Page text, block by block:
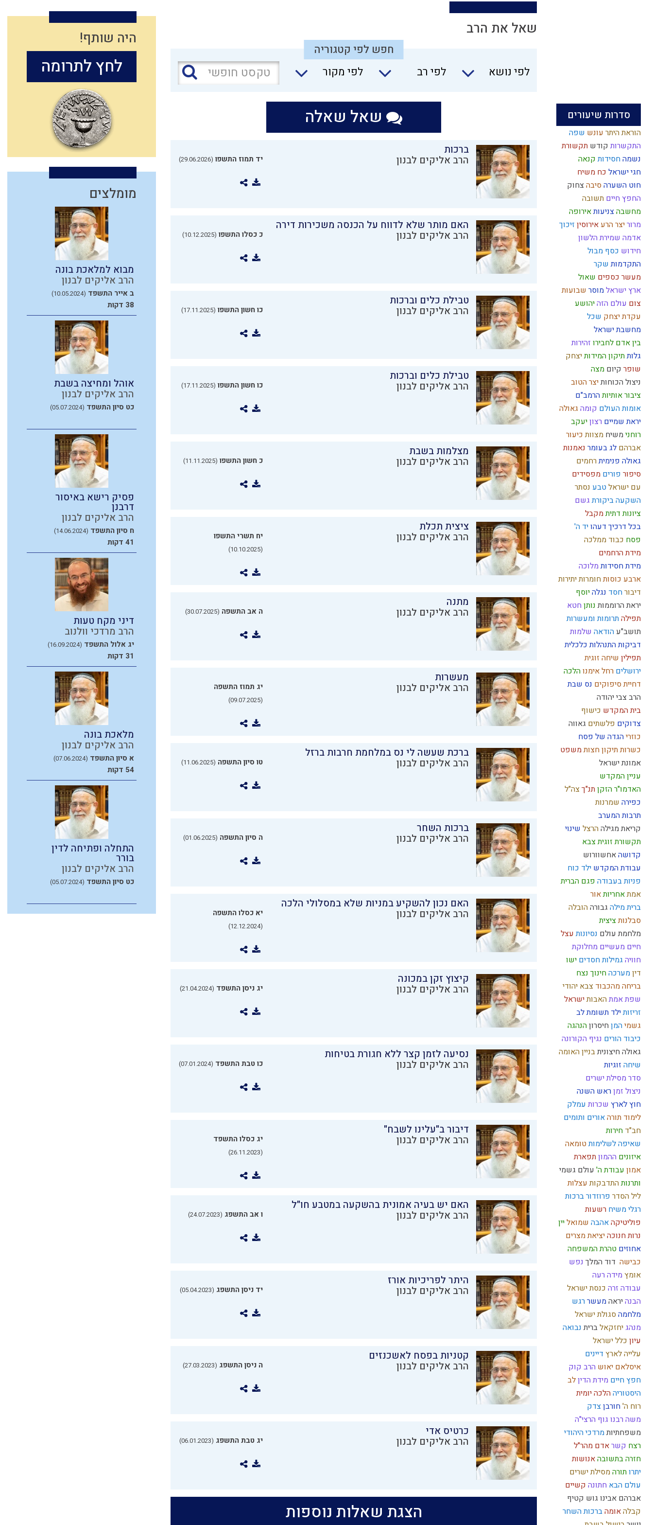
סדרות שיעורים
הוראת היתר עונש שפה
התקשרות קודש תקשורת
נשמהחסידותקנאה
חגי ישראל כח משיח
חוט השערהסיבהצחוק
החפץ חיים תשובה
מחשבהצניעותאירופה
מרוריצר הרע אירוסין זיכוך
אדמה שמירת הלשון
חידוש כסף מבול
התקדמותשקר
מעשר כספים שאול
ארץ ישראלמוסר שבועות
צום עולם הזהיהושע
עקדת יצחק שכל
מחשבת ישראל
בין אדם לחבירו זהירות
גלותתיקון המידותיצחק
שופר קיום מצה
ניצול הכוחותיצר הטוב
ציבוראותיותהרמב"ם
אומות העולם קומה גאולה
יראת שמיים רצוןיעקב
רוחנימשיח מצוותכיעור
אברהם לג בעומר נאמנות
גאולה פנימיתרחמים
סיפור פורים מפסידים
עם ישראלטבע נסתר
השקעהביקורתגשם
ציונות דתיתמקבל
בכל דרכיך דעהויד ה'
פסח כבוד ממלכה
מידת הרחמים
מידת חסידותמלוכה
ארבע כוסותחומרות יתירות
דיבורחסד נגלהיוסף
יראת הרוממותנותן חטא
תפילהתרומות ומעשרות
תושב"ע הודאה שלמות
דביקותהתנהלות כלכלית
תפילין שיחה זוגית
ירושלים רחל אימנוהלכה
דחיית סיפוקים נס שבת
הרב צבי יהודה
בית המקדש כישוף
צדוקים פלשתים גאווה
כוזריהגדה של פסח
כשרותתיקון חצותמשפט
אמונת ישראל
עניין המקדש
האדמו"ר הזקןתנ"ךצה"ל
כפירה שמרנות
תרבות המערב
קריאת מגילההרצל שינוי
תקשורת זוגיתצבא
קדושהאחשוורוש
עבודת המקדש ילד כוח
פניות בעבודה פגם הברית
אמתאחריותאור
ברית מילה גבורההובלה
סבלנותציצית
מלחמת עולם נסיונותעצל
חיים מעשיים מחלוקת
חוויה גמילות חסדים ישו
דיןמערכהחינוך נצח
בריחה מהכבוד צבא יהודי
שפת אמתהאבותישראל
זריזותילד תשומת לב
גשמיהמןחיסרוןהנהגה
כיבוד הורים נגיף הקורונה
גאולה חיצוניתבניין האומה
שיחה זוגיות
סדר מסילת ישרים
ניצול זמןראש השנה
חוץ לארץ שכרות עמלק
לימוד תורהאורים ותומים
חב"ד חירות
שאיפה לשלימותטומאה
איזונים ההמוןתפארת
אמון עבודת ה' עולם גשמי
ותרנותהתדבקותעצלות
ליל הסדר פרוזדורברכות
רגלי משיח רשעות
פוליטיקהאהבה שמואליין
נרות חנוכהיציאת מצרים
אחוזים טהרת המשפחה
כבישה דוד המלך נפש
אומץמידה רעה
עבודה זרה כנסת ישראל
הבנהיראהמעשררגש
מלחמהסגולת ישראל
מנהגיחזקאלבריתנבואה
עיון כלל ישראל
עלייה לארץ דיינים
איסלאם יאוש הרב קוק
חפץ חיים מידת הדיןלב
היסטוריההלכה יומית
רוח ה'חורבןצדק
משה רבנו גוף הרצי"ה
משפחתיותמרדכי היהודי
רצח קשראדם מהר"ל
חזרה בתשובהאנושות
יתרותורהמסילת ישרים
עולם הבא חתונה קשיים
אברהם אבינו גוש קטיף
קבלהאומהברכות השחר
שאל את הרב
חפש לפי קטגוריה
לפי נושא
לפי רב לפי מקור
שאל שאלה
ברכות
הרב אליקים לבנון יד תמוז התשפו (29.06.2026)
האם מותר שלא לדווח על הכנסה משכירות דירה
הרב אליקים לבנון כ כסלו התשפו (10.12.2025)
טבילת כלים וברכות
הרב אליקים לבנון כו חשון התשפו (17.11.2025)
טבילת כלים וברכות
הרב אליקים לבנון כו חשון התשפו (17.11.2025)
מצלמות בשבת
הרב אליקים לבנון כ חשון התשפו (11.11.2025)
ציצית תכלת
הרב אליקים לבנון יח תשרי התשפו
(10.10.2025)
מתנה
הרב אליקים לבנון ה אב התשפה (30.07.2025)
מעשרות
הרב אליקים לבנון יג תמוז התשפה
(09.07.2025)
ברכת שעשה לי נס במלחמת חרבות ברזל
הרב אליקים לבנון טו סיון התשפה (11.06.2025)
ברכות השחר
הרב אליקים לבנון ה סיון התשפה (01.06.2025)
האם נכון להשקיע במניות שלא במסלולי הלכה
הרב אליקים לבנון יא כסלו התשפה
(12.12.2024)
קיצוץ זקן במכונה
הרב אליקים לבנון יג ניסן התשפד (21.04.2024)
נסיעה לזמן קצר ללא חגורת בטיחות
הרב אליקים לבנון כו טבת התשפד (07.01.2024)
דיבור ב"עלינו לשבח"
הרב אליקים לבנון יג כסלו התשפד
(26.11.2023)
האם יש בעיה אמונית בהשקעה במטבע חו"ל
הרב אליקים לבנון ו אב התשפג (24.07.2023)
היתר לפריכיות אורז
הרב אליקים לבנון יד ניסן התשפג (05.04.2023)
קטניות בפסח לאשכנזים
הרב אליקים לבנון ה ניסן התשפג (27.03.2023)
כרטיס אדי
הרב אליקים לבנון יג טבת התשפג (06.01.2023)
הצגת שאלות נוספות
היה שותף!
לחץ לתרומה
מומלצים
מבוא למלאכת בונה
הרב אליקים לבנון
ב אייר התשפד (10.05.2024)
38 דקות
אוהל ומחיצה בשבת
הרב אליקים לבנון
כט סיון התשפד (05.07.2024)
פסיק רישא באיסור
דרבנן
הרב אליקים לבנון
ח סיון התשפד (14.06.2024)
41 דקות
דיני מקח טעות
הרב מרדכי וולנוב
יג אלול התשפד (16.09.2024)
31 דקות
מלאכת בונה
הרב אליקים לבנון
א סיון התשפד (07.06.2024)
54 דקות
התחלה ופתיחה לדין
בורר
הרב אליקים לבנון
כט סיון התשפד (05.07.2024)